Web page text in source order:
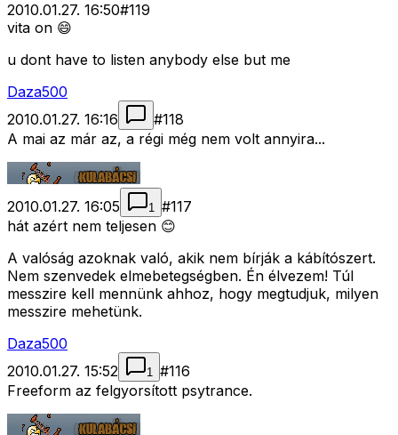
2010.01.27. 16:50#119
vita on 😄
u dont have to listen anybody else but me
Daza500
2010.01.27. 16:16
#118
A mai az már az, a régi még nem volt annyira...
2010.01.27. 16:05 1 #117
hát azért nem teljesen 😊
A valóság azoknak való, akik nem bírják a kábítószert.
Nem szenvedek elmebetegségben. Én élvezem! Túl
messzire kell mennünk ahhoz, hogy megtudjuk, milyen
messzire mehetünk.
Daza500
2010.01.27. 15:52
1 #116
Freeform az felgyorsított psytrance.